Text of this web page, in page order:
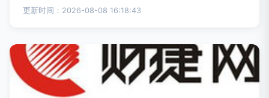
更新时间：2026-08-08 16:18:43